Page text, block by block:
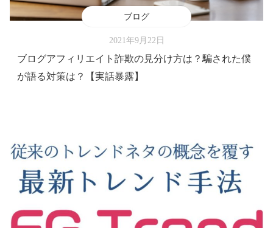
ブログ
2021年9月22日
ブログアフィリエイト詐欺の見分け方は？騙された僕
が語る対策は？【実話暴露】